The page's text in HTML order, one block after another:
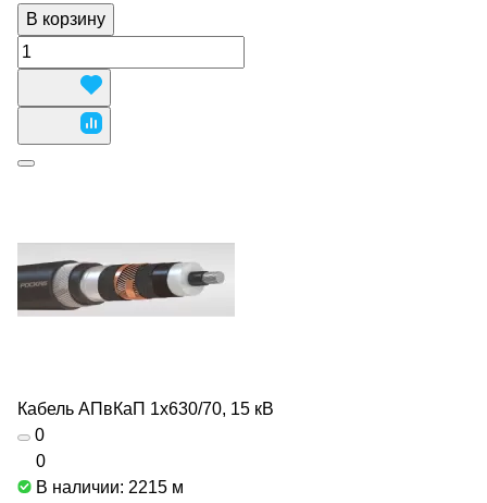
В корзину
Кабель АПвКаП 1х630/70, 15 кВ
0
0
В наличии: 2215 м